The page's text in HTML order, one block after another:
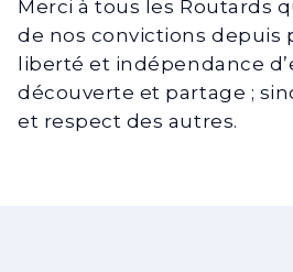
Merci à tous les Routards
de nos convictions depuis
liberté et indépendance
découverte et partage ;
et respect des autres.